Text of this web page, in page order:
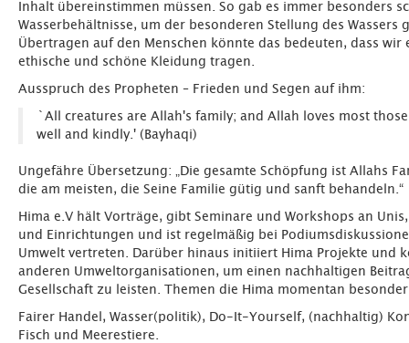
Inhalt übereinstimmen müssen. So gab es immer besonders
Wasserbehältnisse, um der besonderen Stellung des Wassers
Übertragen auf den Menschen könnte das bedeuten, dass wir
ethische und schöne Kleidung tragen.
Ausspruch des Propheten – Frieden und Segen auf ihm:
`All creatures are Allah's family; and Allah loves most
well and kindly.' (Bayhaqi)
Ungefähre Übersetzung: „Die gesamte Schöpfung ist Allahs
die am meisten, die Seine Familie gütig und sanft behandeln.“
Hima e.V hält Vorträge, gibt Seminare und Workshops an
und Einrichtungen und ist regelmäßig bei
Umwelt vertreten. Darüber hinaus initiiert Hima Projekte und
anderen Umweltorganisationen, um einen nachhaltigen
Gesellschaft zu leisten. Themen die Hima momentan
Fairer Handel, Wasser(politik), Do-It-Yourself, (nachhaltig)
Fisch und Meerestiere.